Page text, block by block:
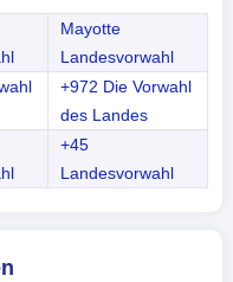
Mayotte
Landesvorwahl
+972 Die Vorwahl
des Landes
+45
Landesvorwahl